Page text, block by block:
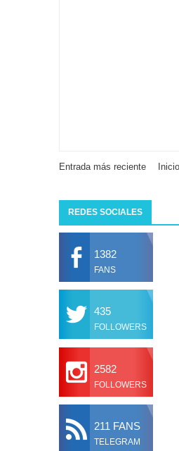
Entrada más reciente Inicio
REDES SOCIALES
1382
FANS
435
FOLLOWERS
2582
FOLLOWERS
211 FANS
TELEGRAM